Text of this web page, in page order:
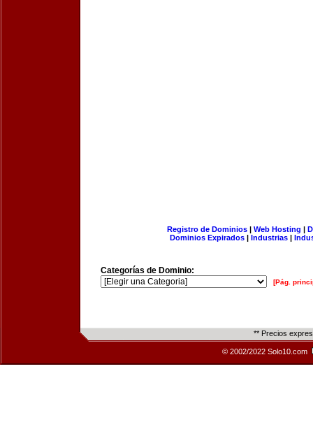
Registro de Dominios| Web Hosting |
Dominios Expirados | Industrias |
Categorías de Dominio:
[Pág.
** Precios
© 2002/2022 Solo10.com